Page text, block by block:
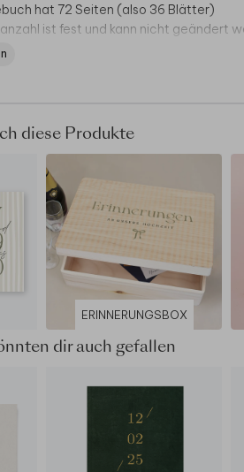
hat 72 Seiten (also 36 Blätter)
ist fest und kann nicht geändert
sind weiß, unbedruckt und können
ist ein glänzendes Hardcover
unterschiedlichen Materialarten kann
kommen.
des Buches ist auf der rechten Seite
auf der linken Seite, da das Buch
bedruckt wird.
dir, keine Texte oder Bilder auf dem
platzieren.
diese Produkte
ERINNERUNGSBOX
dir auch gefallen